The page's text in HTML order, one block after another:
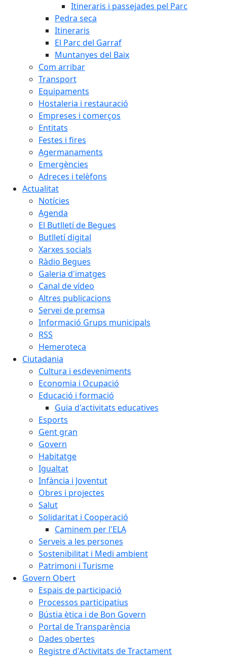
Itineraris i passejades pel Parc
Pedra seca
Itineraris
El Parc del Garraf
Muntanyes del Baix
Com arribar
Transport
Equipaments
Hostaleria i restauració
Empreses i comerços
Entitats
Festes i fires
Agermanaments
Emergències
Adreces i telèfons
Actualitat
Notícies
Agenda
El Butlletí de Begues
Butlletí digital
Xarxes socials
Ràdio Begues
Galeria d'imatges
Canal de vídeo
Altres publicacions
Servei de premsa
Informació Grups municipals
RSS
Hemeroteca
Ciutadania
Cultura i esdeveniments
Economia i Ocupació
Educació i formació
Guia d'activitats educatives
Esports
Gent gran
Govern
Habitatge
Igualtat
Infància i Joventut
Obres i projectes
Salut
Solidaritat i Cooperació
Caminem per l'ELA
Serveis a les persones
Sostenibilitat i Medi ambient
Patrimoni i Turisme
Govern Obert
Espais de participació
Processos participatius
Bústia ètica i de Bon Govern
Portal de Transparència
Dades obertes
Registre d'Activitats de Tractament